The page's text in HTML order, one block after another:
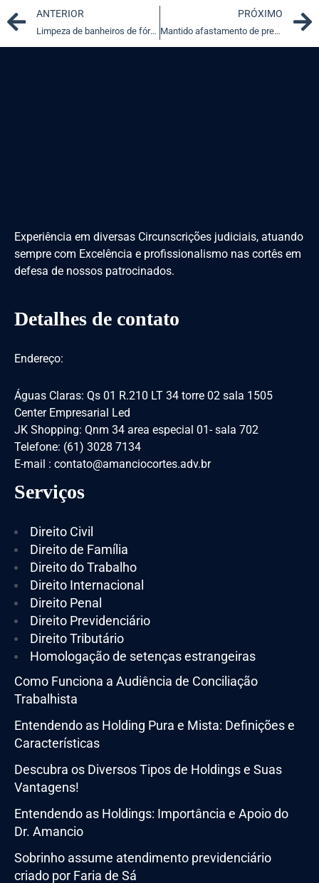
Prev
ANTERIOR
Limpeza de banheiros de fórum gera adicional de insalubridade
PRÓXIMO
Mantido afastamento de prefeito de município da Paraíba
Experiência em diversas Circunscrições judiciais, atuando
sempre com Excelência e profissionalismo nas cortês em
defesa de nossos patrocinados.
Detalhes de contato
Endereço:
Águas Claras: Qs 01 R.210 LT 34 torre 02 sala 1505
Center Empresarial Led
JK Shopping: Qnm 34 area especial 01- sala 702
Telefone: (61) 3028 7134
E-mail : contato@amanciocortes.adv.br
Serviços
Direito Civil
Direito de Família
Direito do Trabalho
Direito Internacional
Direito Penal
Direito Previdenciário
Direito Tributário
Homologação de setenças estrangeiras
Como Funciona a Audiência de Conciliação
Trabalhista
Entendendo as Holding Pura e Mista: Definições e
Características
Descubra os Diversos Tipos de Holdings e Suas
Vantagens!
Entendendo as Holdings: Importância e Apoio do
Dr. Amancio
Sobrinho assume atendimento previdenciário
criado por Faria de Sá